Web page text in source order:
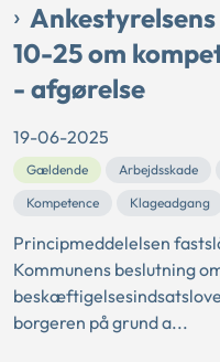
10-25 om
- afgørelse
19-06-2025
Gældende Arbejdsskade
Kompetence
Klageadgang
Principmeddelelsen
Kommunens beslutning
borgeren på grund a...